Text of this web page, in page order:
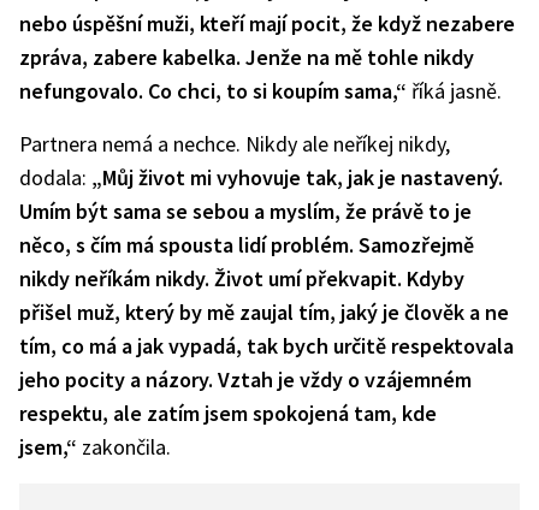
nebo úspěšní muži, kteří mají pocit, že když nezabere
zpráva, zabere kabelka. Jenže na mě tohle nikdy
nefungovalo. Co chci, to si koupím sama,“ říká jasně.
Partnera nemá a nechce. Nikdy ale neříkej nikdy,
dodala: „Můj život mi vyhovuje tak, jak je nastavený.
Umím být sama se sebou a myslím, že právě to je
něco, s čím má spousta lidí problém. Samozřejmě
nikdy neříkám nikdy. Život umí překvapit. Kdyby
přišel muž, který by mě zaujal tím, jaký je člověk a ne
tím, co má a jak vypadá, tak bych určitě respektovala
jeho pocity a názory. Vztah je vždy o vzájemném
respektu, ale zatím jsem spokojená tam, kde
jsem,“ zakončila.